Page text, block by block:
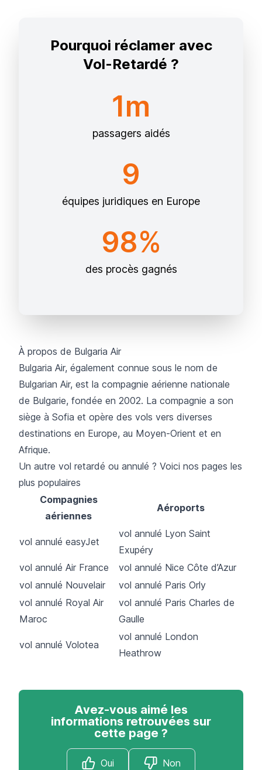
Pourquoi réclamer avec
Vol-Retardé ?
1m
passagers aidés
9
équipes juridiques en Europe
98%
des procès gagnés
À propos de Bulgaria Air
Bulgaria Air, également connue sous le nom de
Bulgarian Air, est la compagnie aérienne nationale
de Bulgarie, fondée en 2002. La compagnie a son
siège à Sofia et opère des vols vers diverses
destinations en Europe, au Moyen-Orient et en
Afrique.
Un autre vol retardé ou annulé ? Voici nos pages les
plus populaires
Compagnies
aériennes
Aéroports
vol annulé easyJet
vol annulé Lyon Saint
Exupéry
vol annulé Air France
vol annulé Nice Côte d’Azur
vol annulé Nouvelair
vol annulé Paris Orly
vol annulé Royal Air
Maroc
vol annulé Paris Charles de
Gaulle
vol annulé Volotea
vol annulé London
Heathrow
Avez-vous aimé les
informations retrouvées sur
cette page ?
Oui Non